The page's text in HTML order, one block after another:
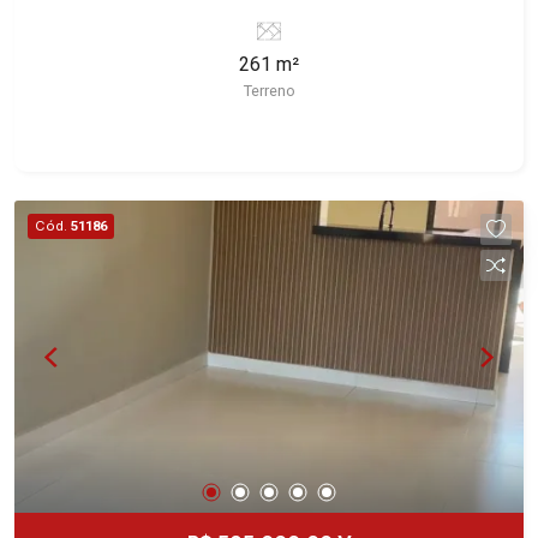
deste imóvel que a Martinelli Imobiliária
selecionou para você: - 261m² de área terreno -
terrenos residenciais e comerciais nos bairros
mais desejados da Zona Sul, reconhecidos por
sua segurança, infraestrutura e qualidade de vida
prestígio da região, como: Alto da Boa Vista,
Jardim Botânico, Jardim Olhos D`Água, Vila do
Golfe, City Ribeirão, Jardim Canadá, Guaporé,
Ilhas do Sul, Jardim Nova Aliança, Boulevard,
Quinta da Primavera, Bonfim Paulista, Vila Seixas,
Jardim Paulista, Jardim Paulistano, Lagoinha,
261 m²
Terreno
Cód. 51186